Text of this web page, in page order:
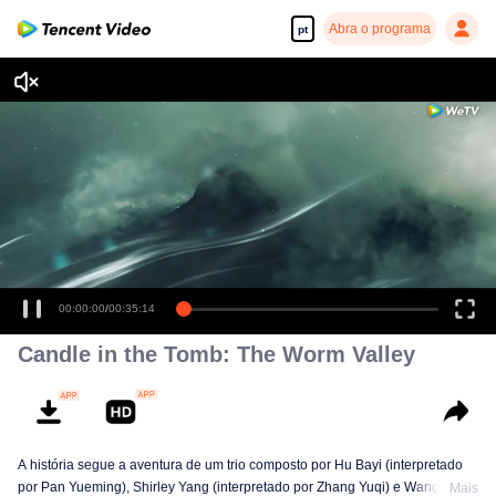
pt Abra o programa
00:00:00/00:35:14
Candle in the Tomb: The Worm Valley
A história segue a aventura de um trio composto por Hu Bayi (interpretado
por Pan Yueming), Shirley Yang (interpretado por Zhang Yuqi) e Wang Fatzi
Mais